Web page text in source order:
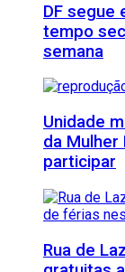
DF segue
tempo
semana
Unidade
da Mulher
participar
Rua de